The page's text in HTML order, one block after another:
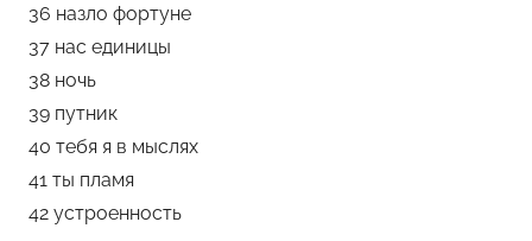
36 назло фортуне
37 нас единицы
38 ночь
39 путник
40 тебя я в мыслях
41 ты пламя
42 устроенность